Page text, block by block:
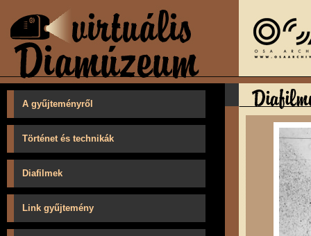
A gyűjteményről
Történet és technikák
Diafilmek
Link gyűjtemény